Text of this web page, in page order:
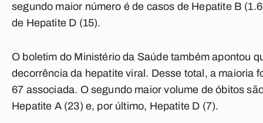
segundo maior número é de casos de Hepatite B
de Hepatite D (15).
O boletim do Ministério da Saúde também apontou
decorrência da hepatite viral. Desse total, a maioria
67 associada. O segundo maior volume de óbitos
Hepatite A (23) e, por último, Hepatite D (7).